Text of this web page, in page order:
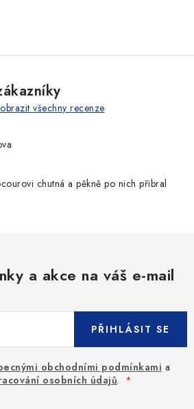
Obchodní podmínky
všechny recenze
chutná a pěkně po nich přibral
a akce na váš e-mail
obchodními podmínkami a
osobních údajů.
PŘIHLÁSIT SE